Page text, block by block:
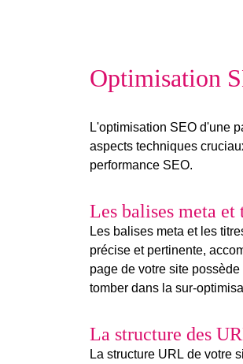
Optimisation
L'optimisation SEO d'une
aspects techniques
performance SEO.
Les balises meta et
Les balises meta et les
précise et pertinente,
page de votre site
tomber dans la sur-
La structure des
La structure URL de votre